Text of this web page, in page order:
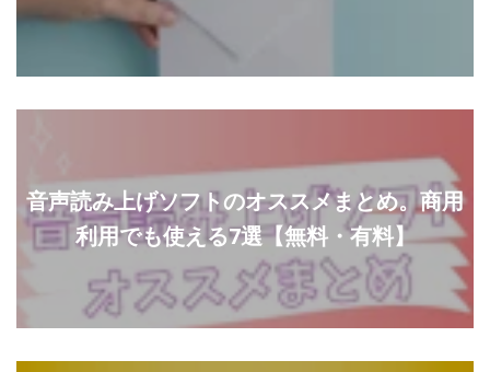
音声読み上げソフトのオススメまとめ。商用
利用でも使える7選【無料・有料】